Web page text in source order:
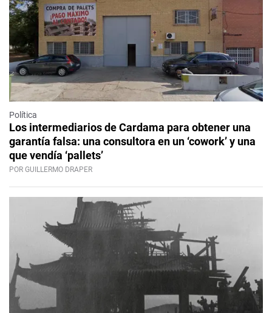
Política
Los intermediarios de Cardama para obtener una
garantía falsa: una consultora en un ‘cowork’ y una
que vendía ‘pallets’
POR GUILLERMO DRAPER